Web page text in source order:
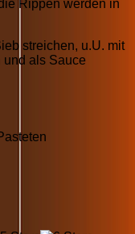
Rippen werden in
streichen, u.U. mit
als Sauce